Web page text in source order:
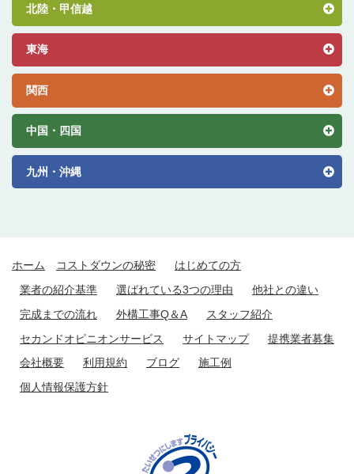
北陸・甲信越
東海
関西
中国・四国
九州・沖縄
ホーム コストダウンの秘密
はじめての方
業者の紹介基準
選ばれている3つの理由
他社との違い
完成までの流れ
外構工事Q＆A
スタッフ紹介
セカンドオピニオンサービス
サイトマップ
提携業者募集
会社概要
利用規約 ブログ
施工例
個人情報保護方針